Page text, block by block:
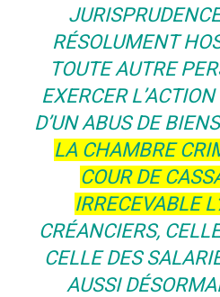
RÉSOLUMENT
TOUTE AUTRE
EXERCER
D’UN ABUS DE
LA CHAMBRE
COUR DE
IRRECEVABLE
CRÉANCIERS,
CELLE DES
AUSSI